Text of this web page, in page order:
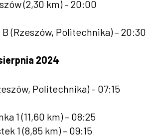
(2,30 km) – 20:00
(Rzeszów, Politechnika) – 20:30
2024
Politechnika) – 07:15
1 (11,60 km) – 08:25
1 (8,85 km) – 09:15